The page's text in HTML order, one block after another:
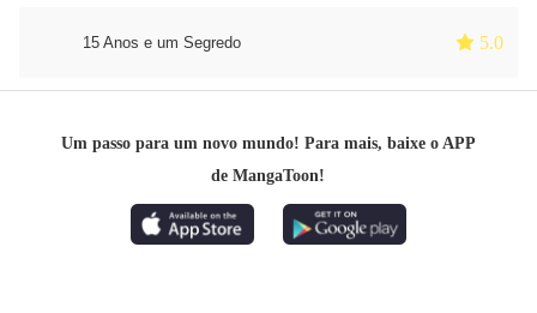
15 Anos e um Segredo  5.0
Um passo para um novo mundo! Para mais, baixe o APP
de MangaToon!